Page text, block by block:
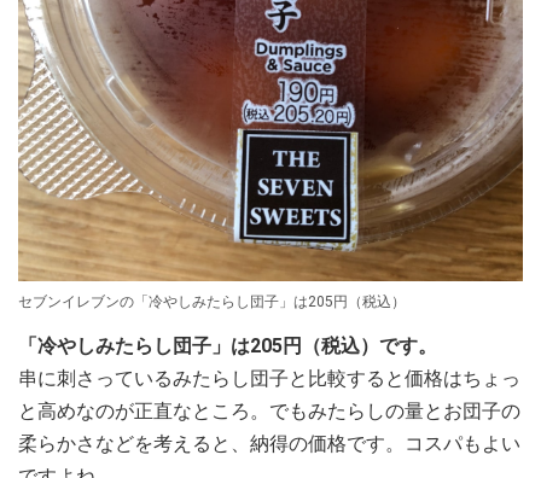
セブンイレブンの「冷やしみたらし団子」は205円（税込）
「冷やしみたらし団子」は205円（税込）です。
串に刺さっているみたらし団子と比較すると価格はちょっ
と高めなのが正直なところ。でもみたらしの量とお団子の
柔らかさなどを考えると、納得の価格です。コスパもよい